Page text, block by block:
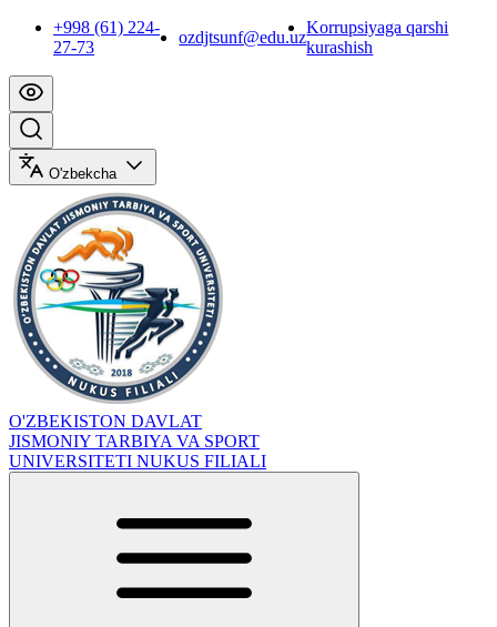
+998 (61) 224-
27-73
ozdjtsunf@edu.uz
Korrupsiyaga qarshi
kurashish
O'zbekcha
O'ZBEKISTON DAVLAT
JISMONIY TARBIYA VA SPORT
UNIVERSITETI NUKUS FILIALI